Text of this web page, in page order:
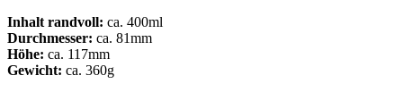
Inhalt randvoll: ca. 400ml
Durchmesser: ca. 81mm
Höhe: ca. 117mm
Gewicht: ca. 360g